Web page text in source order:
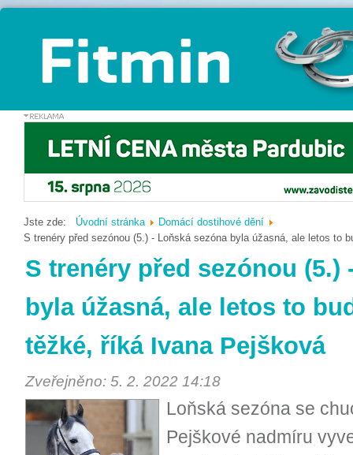
Jste zde: Úvodní stránka
Domácí dostihové dění
S trenéry před sezónou (5.) - Loňská sezóna byla úžasná, ale letos to
S trenéry před sezónou (5.)
byla úžasná, ale letos to
těžké, říká Ivana Pejšková
Zveřejněno: 5. 2. 2022 14:18
Loňská sezóna se
Pejškové nadmíru